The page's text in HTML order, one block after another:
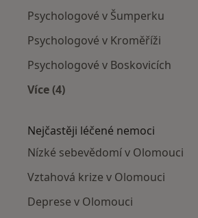
Psychologové v Šumperku
Psychologové v Kroměříži
Psychologové v Boskovicích
Více (4)
Nejčastěji léčené nemoci
Nízké sebevědomí v Olomouci
Vztahová krize v Olomouci
Deprese v Olomouci